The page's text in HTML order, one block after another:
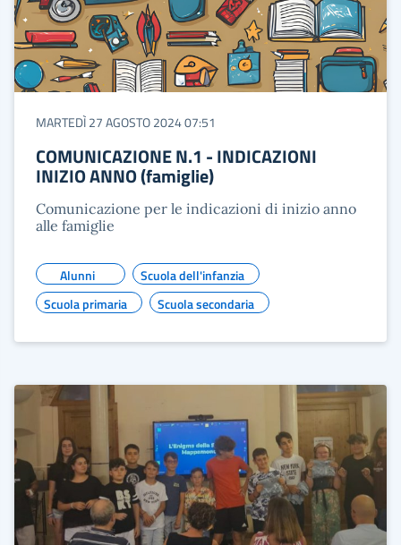
MARTEDÌ 27 AGOSTO 2024 07:51
COMUNICAZIONE N.1 - INDICAZIONI
INIZIO ANNO (famiglie)
Comunicazione per le indicazioni di inizio anno
alle famiglie
Alunni
Scuola dell'infanzia
Scuola primaria
Scuola secondaria